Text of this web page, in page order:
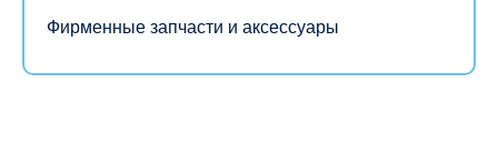
Фирменные запчасти и аксессуары